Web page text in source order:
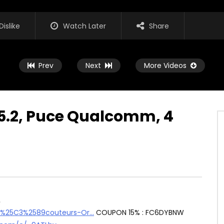
Watch Later Share
Prev Next More Videos
– Une architecture
Puce Qualcomm, 4
Or… COUPON 15% : FC6DYBNW